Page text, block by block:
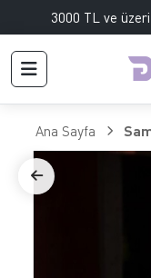
3000 TL ve
Ana Sayfa